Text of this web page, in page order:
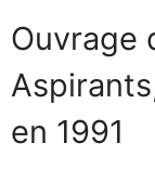
Ouvrage
en 1991